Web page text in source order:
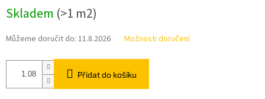
Skladem (>1 m2)
Můžeme doručit do: 11.8.2026 Možnosti doručení
Přidat do košíku